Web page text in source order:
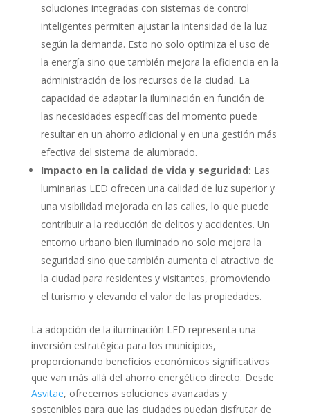
soluciones integradas con sistemas de control
inteligentes permiten ajustar la intensidad de la luz
según la demanda. Esto no solo optimiza el uso de
la energía sino que también mejora la eficiencia en la
administración de los recursos de la ciudad. La
capacidad de adaptar la iluminación en función de
las necesidades específicas del momento puede
resultar en un ahorro adicional y en una gestión más
efectiva del sistema de alumbrado.
Impacto en la calidad de vida y seguridad: Las
luminarias LED ofrecen una calidad de luz superior y
una visibilidad mejorada en las calles, lo que puede
contribuir a la reducción de delitos y accidentes. Un
entorno urbano bien iluminado no solo mejora la
seguridad sino que también aumenta el atractivo de
la ciudad para residentes y visitantes, promoviendo
el turismo y elevando el valor de las propiedades.
La adopción de la iluminación LED representa una
inversión estratégica para los municipios,
proporcionando beneficios económicos significativos
que van más allá del ahorro energético directo. Desde
Asvitae, ofrecemos soluciones avanzadas y
sostenibles para que las ciudades puedan disfrutar de